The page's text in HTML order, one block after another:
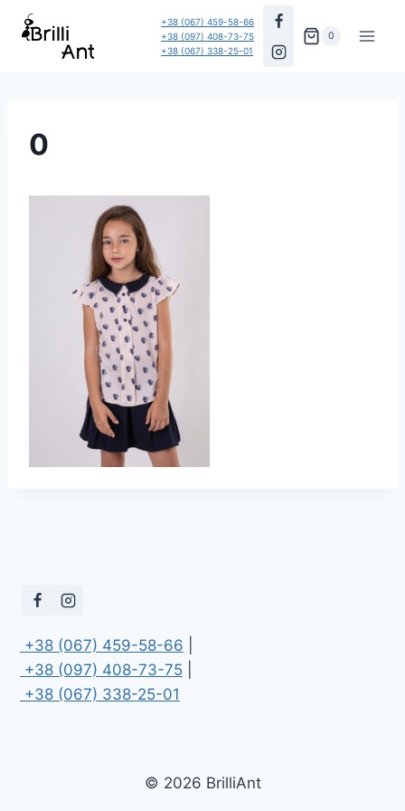
Перейти
+38 (067) 459-58-66
+38 (097) 408-73-75
+38 (067) 338-25-01
0
0
+38 (067) 459-58-66
+38 (097) 408-73-75
+38 (067) 338-25-01
© 2026 BrilliAnt